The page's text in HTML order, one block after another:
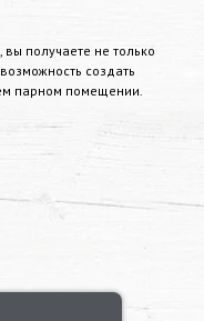
получаете не только
создать
парном помещении.